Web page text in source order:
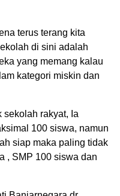
terus terang kita
di sini adalah
yang memang kalau
kategori miskin dan
sekolah rakyat, Ia
100 siswa, namun
siap maka paling tidak
, SMP 100 siswa dan